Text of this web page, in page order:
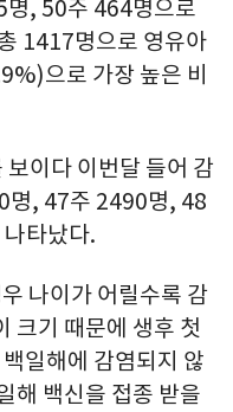
, 50주 464명으로
1417명으로 영유아
으로 가장 높은 비
이다 이번달 들어 감
명, 47주 2490명, 48
타났다.
나이가 어릴수록 감
크기 때문에 생후 첫
일해에 감염되지 않
해 백신을 접종 받을